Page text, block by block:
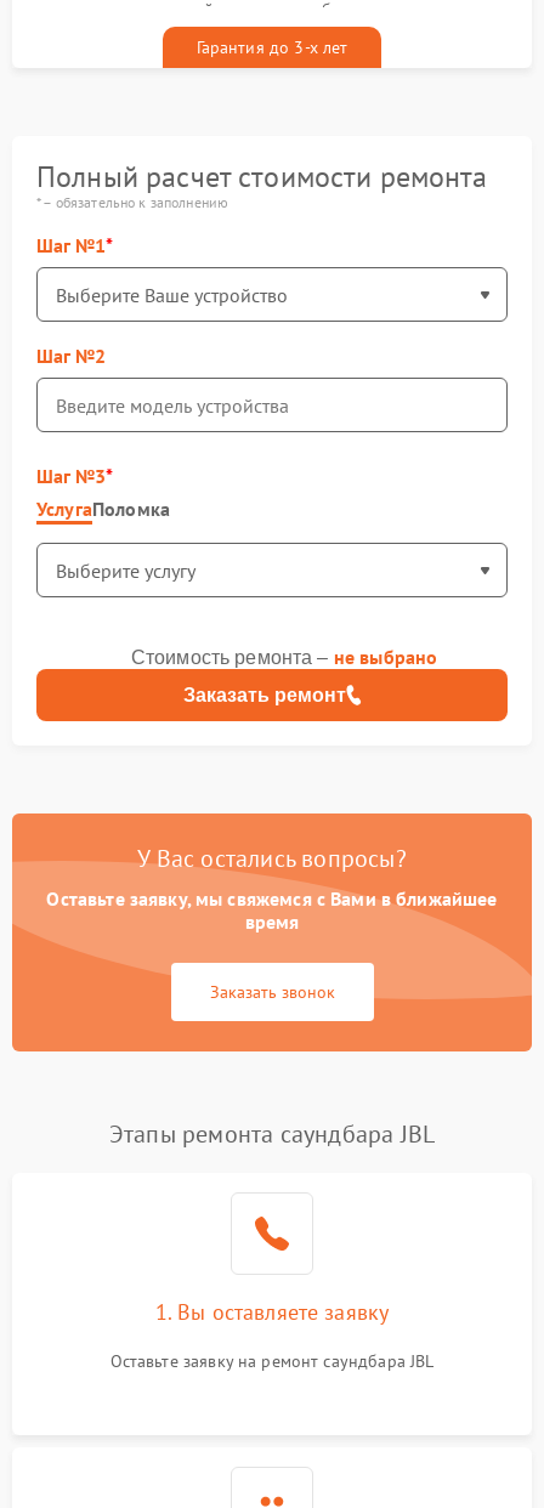
гарантийным талоном бесплатно
Гарантия до 3-х лет
Полный расчет стоимости ремонта
* – обязательно к заполнению
Шаг №1
Шаг №2
Шаг №3
УслугаПоломка
Заказать ремонт
Стоимость ремонта – не выбрано
У Вас остались вопросы?
Оставьте заявку, мы свяжемся с Вами в ближайшее
время
Заказать звонок
Этапы ремонта саундбара JBL
1. Вы оставляете заявку
Оставьте заявку на ремонт саундбара JBL